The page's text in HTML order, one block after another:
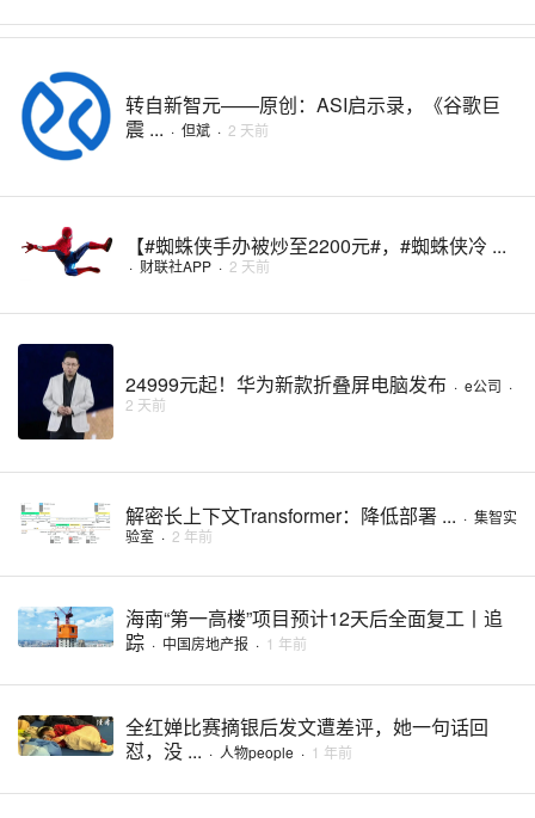
转自新智元——原创：ASI启示录，《谷歌巨
震 ... · 但斌 · 2 天前
【#蜘蛛侠手办被炒至2200元#，#蜘蛛侠冷 ...
· 财联社APP · 2 天前
24999元起！华为新款折叠屏电脑发布 · e公司 ·
2 天前
解密长上下文Transformer：降低部署 ... · 集智实
验室 · 2 年前
海南“第一高楼”项目预计12天后全面复工丨追
踪 · 中国房地产报 · 1 年前
全红婵比赛摘银后发文遭差评，她一句话回
怼，没 ... · 人物people · 1 年前